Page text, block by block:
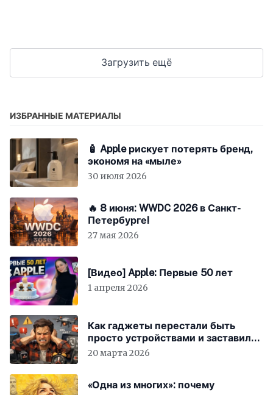
Загрузить ещё
ИЗБРАННЫЕ МАТЕРИАЛЫ
🧴 Apple рискует потерять бренд,
экономя на «мыле»
30 июля 2026
🔥 8 июня: WWDC 2026 в Санкт-
Петербурге!
27 мая 2026
[Видео] Apple: Первые 50 лет
1 апреля 2026
Как гаджеты перестали быть
просто устройствами и заставили
вас бесплатно работать
20 марта 2026
«Одна из многих»: почему